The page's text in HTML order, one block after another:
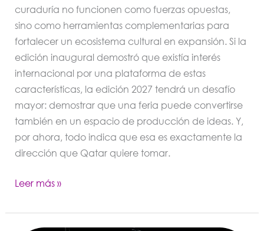
curaduría no funcionen como fuerzas opuestas,
sino como herramientas complementarias para
fortalecer un ecosistema cultural en expansión. Si la
edición inaugural demostró que existía interés
internacional por una plataforma de estas
características, la edición 2027 tendrá un desafío
mayor: demostrar que una feria puede convertirse
también en un espacio de producción de ideas. Y,
por ahora, todo indica que esa es exactamente la
dirección que Qatar quiere tomar.
Leer más »